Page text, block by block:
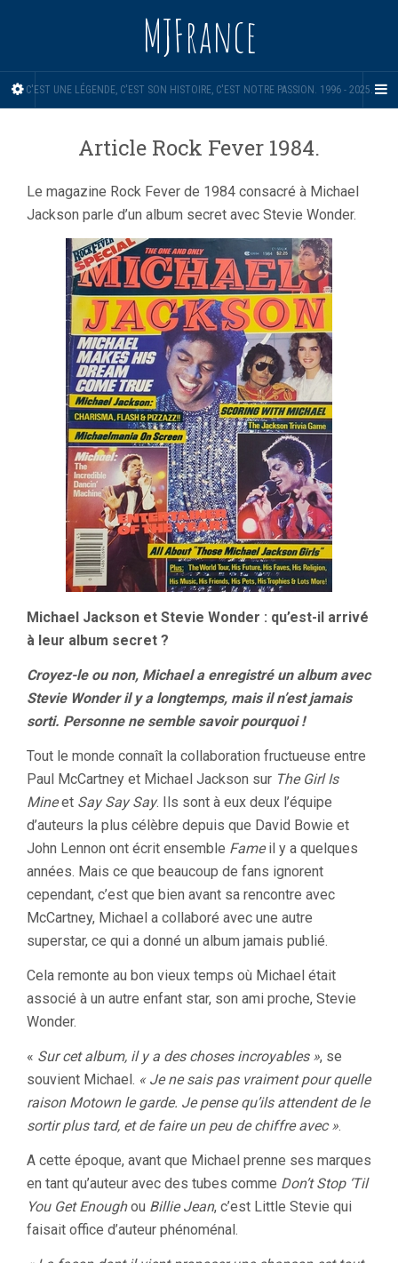
MJFrance
C'EST UNE LÉGENDE, C'EST SON HISTOIRE, C'EST NOTRE PASSION. 1996 - 2025.
Article Rock Fever 1984.
Le magazine Rock Fever de 1984 consacré à Michael
Jackson parle d’un album secret avec Stevie Wonder.
Michael Jackson et Stevie Wonder : qu’est-il arrivé
à leur album secret ?
Croyez-le ou non, Michael a enregistré un album avec
Stevie Wonder il y a longtemps, mais il n’est jamais
sorti. Personne ne semble savoir pourquoi !
Tout le monde connaît la collaboration fructueuse entre
Paul McCartney et Michael Jackson sur The Girl Is
Mineet Say Say Say. Ils sont à eux deux l’équipe
d’auteurs la plus célèbre depuis que David Bowie et
John Lennon ont écrit ensemble Fameil y a quelques
années. Mais ce que beaucoup de fans ignorent
cependant, c’est que bien avant sa rencontre avec
McCartney, Michael a collaboré avec une autre
superstar, ce qui a donné un album jamais publié.
Cela remonte au bon vieux temps où Michael était
associé à un autre enfant star, son ami proche, Stevie
Wonder.
« Sur cet album, il y a des choses incroyables », se
souvient Michael. « Je ne sais pas vraiment pour quelle
raison Motown le garde. Je pense qu’ils attendent de le
sortir plus tard, et de faire un peu de chiffre avec ».
A cette époque, avant que Michael prenne ses marques
en tant qu’auteur avec des tubes comme Don’t Stop ‘Til
You Get Enoughou Billie Jean, c’est Little Stevie qui
faisait office d’auteur phénoménal.